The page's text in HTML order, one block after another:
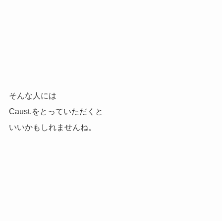
そんな人には
Caust.をとっていただくと
いいかもしれませんね。